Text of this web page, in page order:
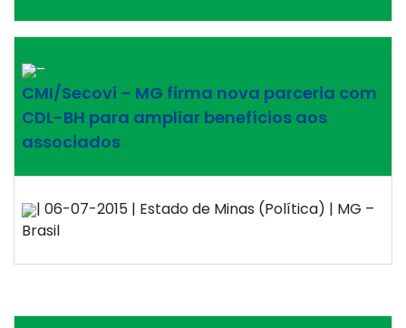
–
CMI/Secovi – MG firma nova parceria com
CDL-BH para ampliar benefícios aos
associados
| 06-07-2015 | Estado de Minas (Política) | MG –
Brasil